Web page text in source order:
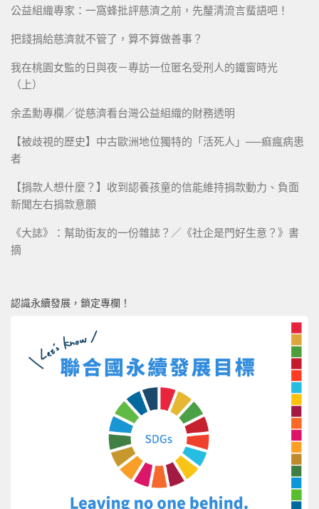
公益組織專家：一窩蜂批評慈濟之前，先釐清流言蜚語吧！
把錢捐給慈濟就不管了，算不算做善事？
我在桃園女監的日與夜－專訪一位匿名受刑人的鐵窗時光
（上）
余孟勳專欄／從慈濟看台灣公益組織的財務透明
【被歧視的歷史】中古歐洲地位獨特的「活死人」──痲瘋病患
者
【捐款人想什麼？】收到認養孩童的信能維持捐款動力、負面
新聞左右捐款意願
《大誌》：幫助街友的一份雜誌？／《社企是門好生意？》書
摘
認識永續發展，鎖定專欄！